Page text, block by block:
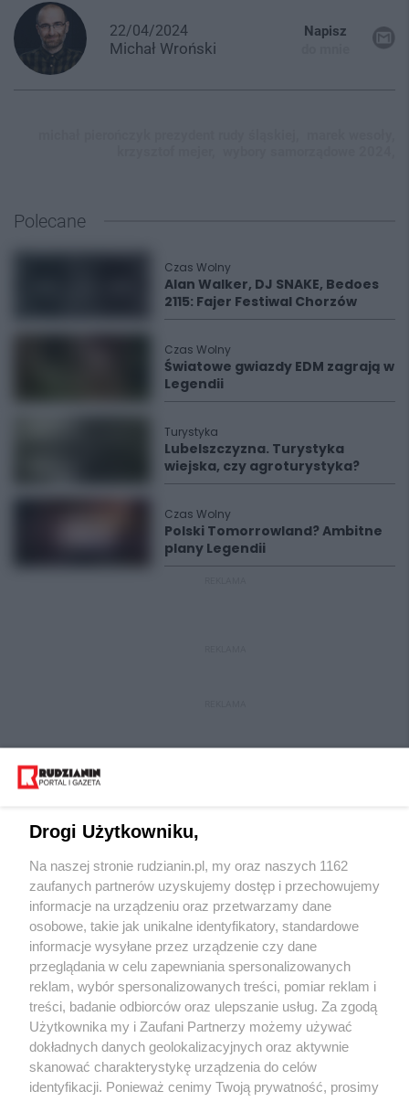
22/04/2024
Michał Wroński
Napisz
Polecane
Czas Wolny
Alan Walker, DJ SNAKE, Bedoes
2115: Fajer Festiwal Chorzów
Czas Wolny
Światowe gwiazdy EDM zagrają w
Legendii
Turystyka
Lubelszczyzna. Turystyka
wiejska, czy agroturystyka?
Czas Wolny
Polski Tomorrowland? Ambitne
plany Legendii
Wydawca mediów lokalnych
Nie zapomnij
zapoznać się z:
polityką prywatności regulamin korzystania z portali
Twojemiasto
Piekary Śląskie
Chorzów
Tarnowskie Góry
Skontakuj sięz nami
Kontakt
Wydawca
Redakcja
Drogi Użytkowniku,
Na naszej stronie rudzianin.pl, my oraz naszych 1162
zaufanych partnerów uzyskujemy dostęp i przechowujemy
informacje na urządzeniu oraz przetwarzamy dane
osobowe, takie jak unikalne identyfikatory, standardowe
informacje wysyłane przez urządzenie czy dane
przeglądania w celu zapewniania spersonalizowanych
reklam, wybór spersonalizowanych treści, pomiar reklam i
treści, badanie odbiorców oraz ulepszanie usług. Za zgodą
Użytkownika my i Zaufani Partnerzy możemy używać
dokładnych danych geolokalizacyjnych oraz aktywnie
skanować charakterystykę urządzenia do celów
identyfikacji. Ponieważ cenimy Twoją prywatność, prosimy